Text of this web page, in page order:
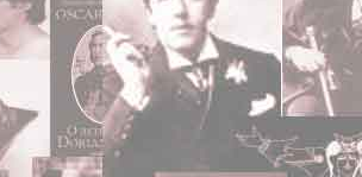
von Techniken des 'Re-
implementierter